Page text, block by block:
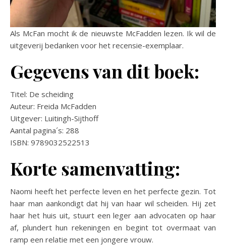
Als McFan mocht ik de nieuwste McFadden lezen. Ik wil de
uitgeverij bedanken voor het recensie-exemplaar.
Gegevens van dit boek:
Titel: De scheiding
Auteur: Freida McFadden
Uitgever: Luitingh-Sijthoff
Aantal pagina´s: 288
ISBN: 9789032522513
Korte samenvatting:
Naomi heeft het perfecte leven en het perfecte gezin. Tot
haar man aankondigt dat hij van haar wil scheiden. Hij zet
haar het huis uit, stuurt een leger aan advocaten op haar
af, plundert hun rekeningen en begint tot overmaat van
ramp een relatie met een jongere vrouw.